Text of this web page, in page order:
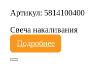
Артикул: 5814100400
Свеча накаливания
Подробнее